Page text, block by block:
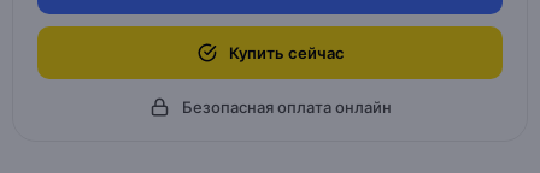
Купить сейчас
Безопасная оплата онлайн